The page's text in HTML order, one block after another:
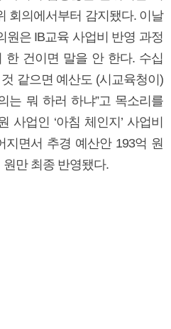
회의에서부터 감지됐다. 이날
원은 IB교육 사업비 반영 과정
한 건이면 말을 안 한다. 수십
같으면 예산도 (시교육청이)
는 뭐 하러 하냐”고 목소리를
사업인 ‘아침 체인지’ 사업비
지면서 추경 예산안 193억 원
만 최종 반영됐다.